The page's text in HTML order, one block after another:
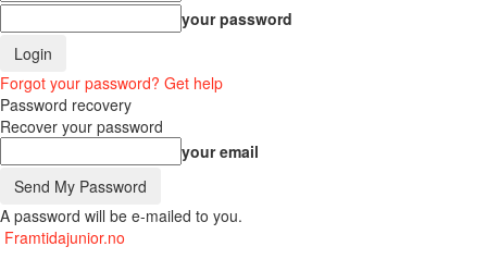
your password
Forgot your password? Get help
Password recovery
Recover your password
your email
A password will be e-mailed to you.
Framtidajunior.no